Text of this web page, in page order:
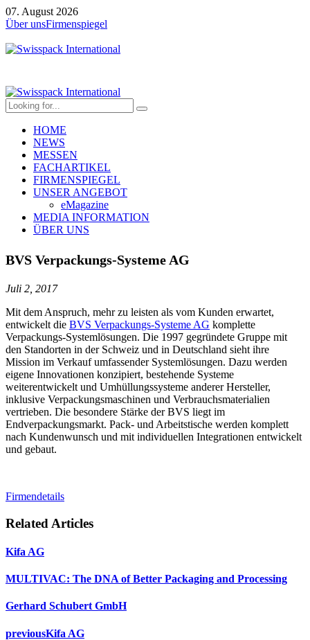
07. August 2026
Über unsFirmenspiegel
HOME
NEWS
MESSEN
FACHARTIKEL
FIRMENSPIEGEL
UNSER ANGEBOT
eMagazine
MEDIA INFORMATION
ÜBER UNS
BVS Verpackungs-Systeme AG
Juli 2, 2017
Mit dem Anspruch, mehr zu leisten als vom Kunden erwartet,
entwickelt die BVS Verpackungs-Systeme AG komplette
Verpackungs-Systemlösungen. Die 1997 gegründete Gruppe mit
den Standorten in der Schweiz und in Deutschland sieht ihre
Mission im Verkauf umfassender Systemlösungen. Dazu werden
eigene Innovationen konzipiert, bestehende Systeme
weiterentwickelt und Umhüllungssysteme anderer Hersteller,
inklusive Verpackungsmaschinen und Verbrauchsmaterialien
vertrieben. Die besondere Stärke der BVS liegt im
Endverpackungsmarkt. Pack- und Arbeitstische werden komplett
nach Kundenwunsch und mit individuellen Integrationen entwickelt
und gebaut.
Firmendetails
Related Articles
Kifa AG
MULTIVAC: The DNA of Better Packaging and Processing
Gerhard Schubert GmbH
previousKifa AG